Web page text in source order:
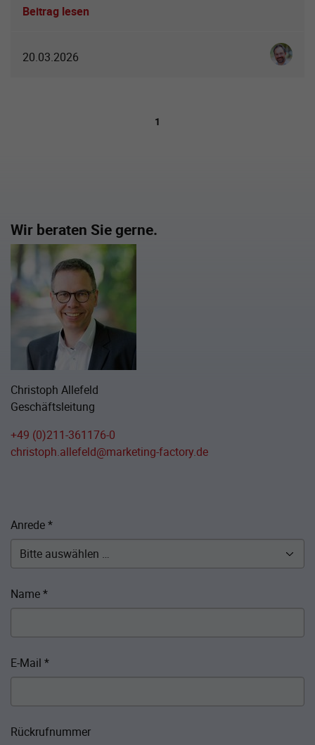
Beitrag lesen
20.03.2026 Ingo
1
Wir beraten Sie gerne.
Christoph Allefeld
Geschäftsleitung
+49 (0)211-361176-0
christoph.allefeld@marketing-factory.de
Anrede*
Name*
E-Mail *
Rückrufnummer